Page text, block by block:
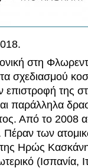
στη
σχεδιασμού
επιστροφή της
παράλληλα
Από το 2008
των
της Ηρώς
(Ισπανία,